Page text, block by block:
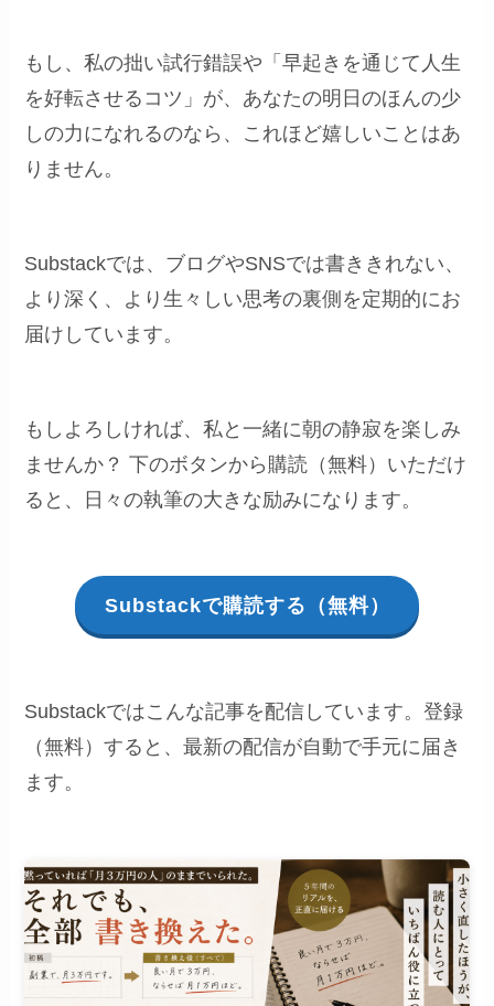
もし、私の拙い試行錯誤や「早起きを通じて人生
を好転させるコツ」が、あなたの明日のほんの少
しの力になれるのなら、これほど嬉しいことはあ
りません。
Substackでは、ブログやSNSでは書ききれない、
より深く、より生々しい思考の裏側を定期的にお
届けしています。
もしよろしければ、私と一緒に朝の静寂を楽しみ
ませんか？ 下のボタンから購読（無料）いただけ
ると、日々の執筆の大きな励みになります。
Substackで購読する（無料）
Substackではこんな記事を配信しています。登録
（無料）すると、最新の配信が自動で手元に届き
ます。